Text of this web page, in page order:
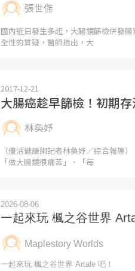
張世傑
國內近日發生多起，大腸鏡篩檢併發
全性的質疑，醫師指出，大
2017-12-21
大腸癌趁早篩檢！初期
林奐妤
（優活健康網記者林奐妤／綜合報導
「做大腸鏡很痛苦」、「每